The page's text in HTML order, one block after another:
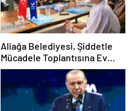
Aliağa Belediyesi, Şiddetle
Mücadele Toplantısına Ev
Sahipliği Yaptı